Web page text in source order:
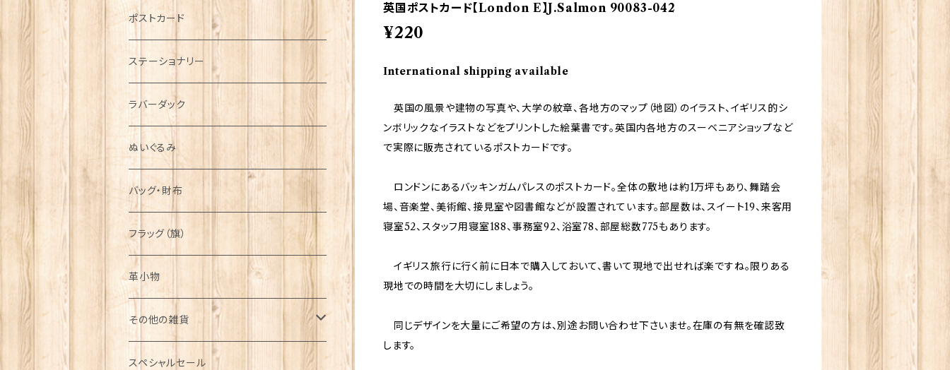
英国ポストカード【London E】J.Salmon 90083-042
¥220
International shipping available
英国の風景や建物の写真や、大学の紋章、各地方のマップ（地図）のイラスト、イギリス的シ
ンボリックなイラストなどをプリントした絵葉書です。英国内各地方のスーベニアショップなど
で実際に販売されているポストカードです。
ロンドンにあるバッキンガムパレスのポストカード。全体の敷地は約1万坪もあり、舞踏会
場、音楽堂、美術館、接見室や図書館などが設置されています。部屋数は、スイート19、来客用
寝室52、スタッフ用寝室188、事務室92、浴室78、部屋総数775もあります。
イギリス旅行に行く前に日本で購入しておいて、書いて現地で出せれば楽ですね。限りある
現地での時間を大切にしましょう。
同じデザインを大量にご希望の方は、別途お問い合わせ下さいませ。在庫の有無を確認致
します。
音楽＆楽器
ARMY
ポストカード
ステーショナリー
ラバーダック
ぬいぐるみ
バッグ・財布
フラッグ（旗）
革小物
その他の雑貨
ミニカー
スペシャルセール